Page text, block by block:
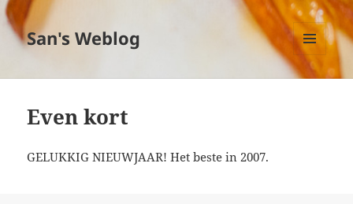
San's Weblog
MENU
EN
Even kort
GELUKKIG NIEUWJAAR! Het beste in 2007.